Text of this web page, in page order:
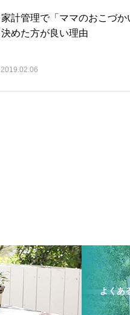
家計管理で「ママのおこづか
決めた方が良い理由
2019.02.06
よくあ